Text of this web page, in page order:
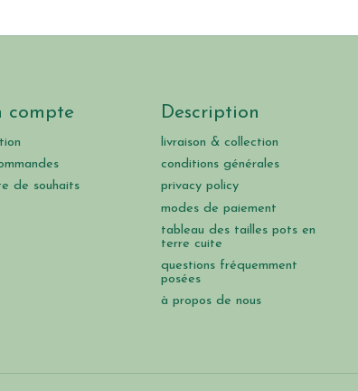
compte
de souhaits
Description
livraison & collection
conditions générales
privacy policy
modes de paiement
tableau des tailles pots en
terre cuite
questions fréquemment
posées
à propos de nous